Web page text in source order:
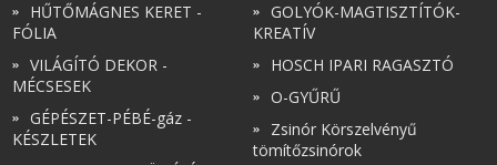
HŰTŐMÁGNES KERET -
FÓLIA
VILÁGÍTÓ DEKOR -
MÉCSESEK
GÉPÉSZET-PÉBÉ-gáz -
KÉSZLETEK
GOLYÓK-MAGTISZTÍTÓK-
KREATÍV
HOSCH IPARI RAGASZTÓ
O-GYŰRŰ
Zsinór Körszelvényű
tömítőzsinórok